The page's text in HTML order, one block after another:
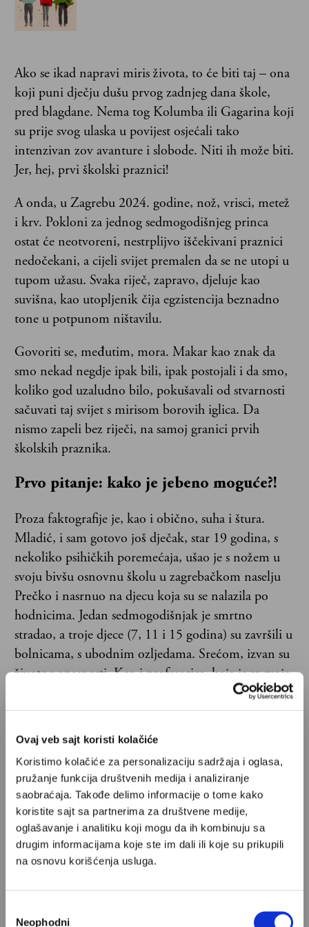
Ovaj veb sajt koristi kolačiće
Koristimo kolačiće za personalizaciju sadržaja i oglasa,
pružanje funkcija društvenih medija i analiziranje
saobraćaja. Takođe delimo informacije o tome kako
koristite sajt sa partnerima za društvene medije,
oglašavanje i analitiku koji mogu da ih kombinuju sa
drugim informacijama koje ste im dali ili koje su prikupili
na osnovu korišćenja usluga.
сагласности
Neophodni
Ako se ikad napravi miris života, to će biti taj – ona
koji puni dječju dušu prvog zadnjeg dana škole,
pred blagdane. Nema tog Kolumba ili Gagarina koji
su prije svog ulaska u povijest osjećali tako
intenzivan zov avanture i slobode. Niti ih može biti.
Jer, hej, prvi školski praznici!
A onda, u Zagrebu 2024. godine, nož, vrisci, metež
i krv. Pokloni za jednog sedmogodišnjeg princa
ostat će neotvoreni, nestrplijvo iščekivani praznici
nedočekani, a cijeli svijet premalen da se ne utopi u
tupom užasu. Svaka riječ, zapravo, djeluje kao
suvišna, kao utopljenik čija egzistencija beznadno
tone u potpunom ništavilu.
Govoriti se, međutim, mora. Makar kao znak da
smo nekad negdje ipak bili, ipak postojali i da smo,
koliko god uzaludno bilo, pokušavali od stvarnosti
sačuvati taj svijet s mirisom borovih iglica. Da
nismo zapeli bez riječi, na samoj granici prvih
školskih praznika.
Prvo pitanje: kako je jebeno moguće?!
Proza faktografije je, kao i obično, suha i štura.
Mladić, i sam gotovo još dječak, star 19 godina, s
nekoliko psihičkih poremećaja, ušao je s nožem u
svoju bivšu osnovnu školu u zagrebačkom naselju
Prečko i nasrnuo na djecu koja su se nalazila po
hodnicima. Jedan sedmogodišnjak je smrtno
stradao, a troje djece (7, 11 i 15 godina) su završili u
bolnicama, s ubodnim ozljedama. Srećom, izvan su
životne opasnosti. Kao i profesorica, koja je sa svoje
62 godine života pokušala spriječiti napadača i
zadobila više desetaka uboda. Ubojica je zatim
pobjegao u obližnju ambulantu i pokušao se ubiti, u
čemu ga je spriječila policija. I on je u bolnici, s više
ubodnih ozljeda i izvan životne opasnosti.
A onda, u Zagrebu 2024. godine,
jednog sedmogodišnjeg princa